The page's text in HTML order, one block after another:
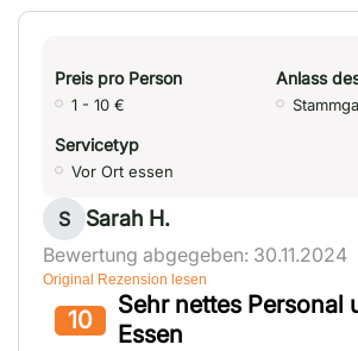
Preis pro Person
1 - 10 €
Anlass
Servicetyp
Vor Ort essen
S Sarah H.
Bewertung abgegeben: 30.11.2024
Original Rezension lesen
10
Sehr nettes Personal
Essen